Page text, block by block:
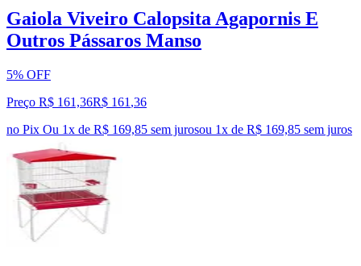
Gaiola Viveiro Calopsita Agapornis E
Outros Pássaros Manso
5% OFF
Preço R$ 161,36R$ 161 ,36
no Pix Ou 1x de R$ 169,85 sem jurosou 1x de R$ 169,85 sem juros